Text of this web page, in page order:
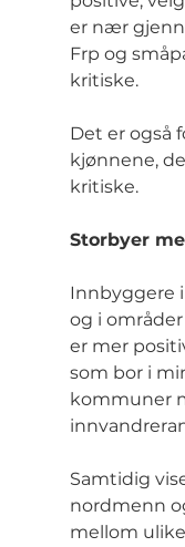
er nær
Frp og
kritiske.
Det er også
kjønnene,
kritiske.
Storbyer
Innbyggere
og i
er mer
som bor i
kommuner
Samtidig
nordmenn
mellom